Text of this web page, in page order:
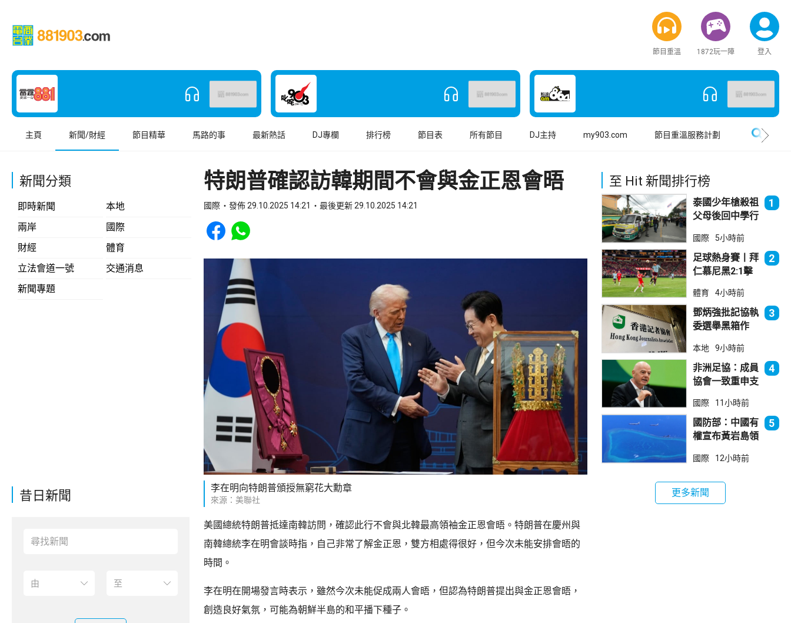
節目重溫 1872玩一陣 登入
主頁 新聞/財經 節目精華 馬路的事 最新熱話 DJ專欄 排行榜 節目表 所有節目 DJ主持 my903.com 節目重溫服務計劃
新聞分類
即時新聞
本地
兩岸
國際
財經
體育
立法會道一號
交通消息
新聞專題
昔日新聞
特朗普確認訪韓期間不會與金正恩會晤
國際 發佈 29.10.2025 14:21 最後更新 29.10.2025 14:21
Share to Facebook
Share to WhatsApp
李在明向特朗普頒授無窮花大勳章
來源：美聯社
美國總統特朗普抵達南韓訪問，確認此行不會與北韓最高領袖金正恩會晤。特朗普在慶州與
南韓總統李在明會談時指，自己非常了解金正恩，雙方相處得很好，但今次未能安排會晤的
時間。
李在明在開場發言時表示，雖然今次未能促成兩人會晤，但認為特朗普提出與金正恩會晤，
創造良好氣氛，可能為朝鮮半島的和平播下種子。
至 Hit 新聞排行榜
泰國少年槍殺祖
父母後回中學行
死23傷
1
國際 5小時前
足球熱身賽丨拜
仁慕尼黑2:1擊
2
體育 4小時前
鄧炳強批記協執
委選舉黑箱作
國安一定「釘死
你」
3
本地 9小時前
非洲足協：成員
協會一致重申支
4
國際 11小時前
國防部：中國有
權宣布黃岩島領
犯主權
5
國際 12小時前
更多新聞